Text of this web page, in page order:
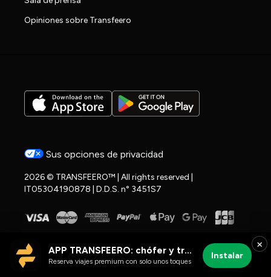
Opiniones sobre Transfeero
Sus opciones de privacidad
2026 © TRANSFEERO™ | All rights reserved |
IT05304190878 | D.D.S. n° 3451S7
×
APP TRANSFEERO: chófer y traslados al aeropuerto
Reserva viajes premium con solo unos toques
Instalar